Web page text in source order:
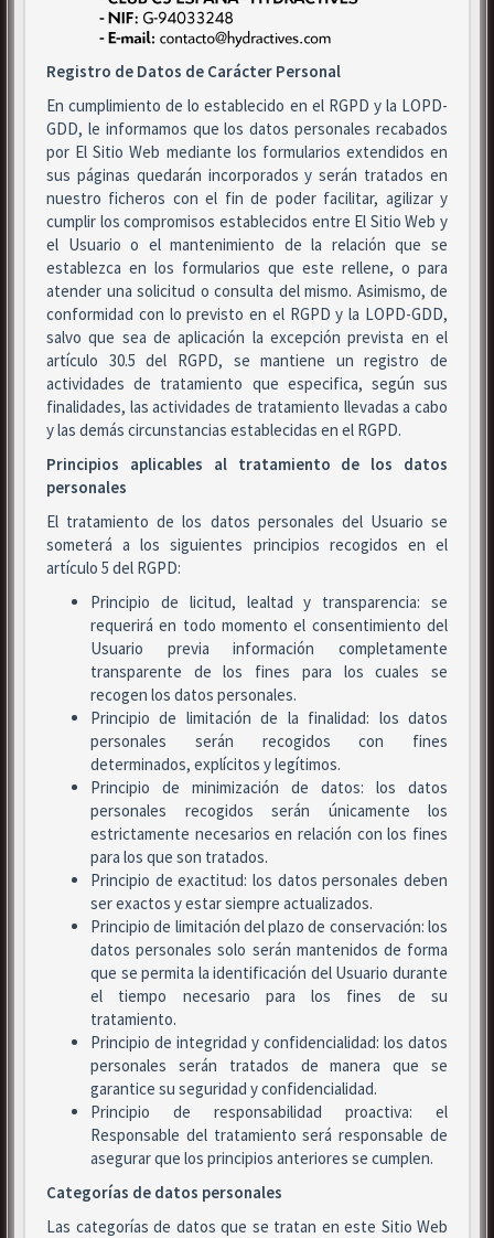
Registro de Datos de Carácter Personal
En cumplimiento de lo establecido en el RGPD y la LOPD-
GDD, le informamos que los datos personales recabados
por El Sitio Web mediante los formularios extendidos en
sus páginas quedarán incorporados y serán tratados en
nuestro ficheros con el fin de poder facilitar, agilizar y
cumplir los compromisos establecidos entre El Sitio Web y
el Usuario o el mantenimiento de la relación que se
establezca en los formularios que este rellene, o para
atender una solicitud o consulta del mismo. Asimismo, de
conformidad con lo previsto en el RGPD y la LOPD-GDD,
salvo que sea de aplicación la excepción prevista en el
artículo 30.5 del RGPD, se mantiene un registro de
actividades de tratamiento que especifica, según sus
finalidades, las actividades de tratamiento llevadas a cabo
y las demás circunstancias establecidas en el RGPD.
Principios aplicables al tratamiento de los datos
personales
El tratamiento de los datos personales del Usuario se
someterá a los siguientes principios recogidos en el
artículo 5 del RGPD:
Principio de licitud, lealtad y transparencia: se
requerirá en todo momento el consentimiento del
Usuario previa información completamente
transparente de los fines para los cuales se
recogen los datos personales.
Principio de limitación de la finalidad: los datos
personales serán recogidos con fines
determinados, explícitos y legítimos.
Principio de minimización de datos: los datos
personales recogidos serán únicamente los
estrictamente necesarios en relación con los fines
para los que son tratados.
Principio de exactitud: los datos personales deben
ser exactos y estar siempre actualizados.
Principio de limitación del plazo de conservación: los
datos personales solo serán mantenidos de forma
que se permita la identificación del Usuario durante
el tiempo necesario para los fines de su
tratamiento.
Principio de integridad y confidencialidad: los datos
personales serán tratados de manera que se
garantice su seguridad y confidencialidad.
Principio de responsabilidad proactiva: el
Responsable del tratamiento será responsable de
asegurar que los principios anteriores se cumplen.
Categorías de datos personales
Las categorías de datos que se tratan en este Sitio Web